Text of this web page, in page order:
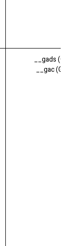
__gads
__gac